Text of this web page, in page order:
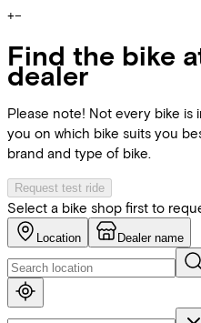
+−
Find the bike
dealer
Please note! Not every bike is
you on which bike suits you
brand and type of bike.
Request test ride
Select a bike shop first to
Location Dealer name